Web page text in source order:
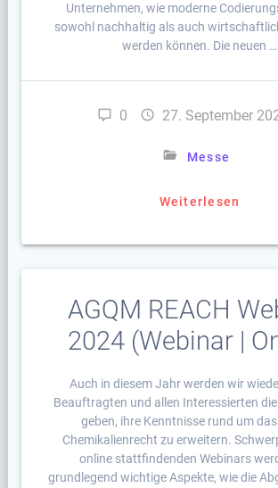
Unternehmen, wie moderne
sowohl nachhaltig als auch
werden können. Die neuen …
0 27. September
Messe
Weiterlesen
AGQM REACH
2024 (Webinar |
Auch in diesem Jahr werden wir
Beauftragten und allen Interessierten
geben, ihre Kenntnisse rund um
Chemikalienrecht zu erweitern.
online stattfindenden Webinars
grundlegend wichtige Aspekte, wie die